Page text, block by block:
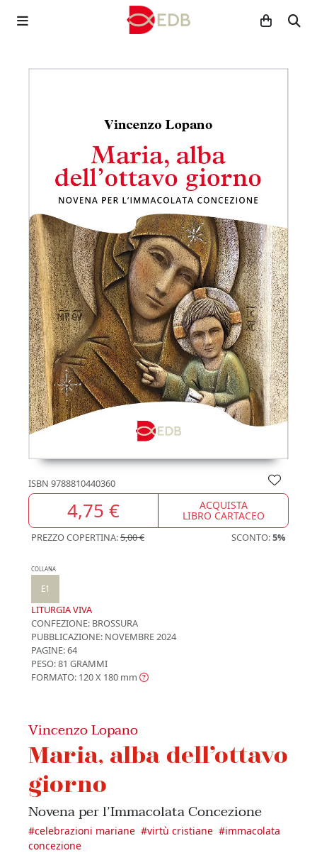
ISBN 9788810440360
4,75 € ACQUISTA
LIBRO CARTACEO
PREZZO COPERTINA:5,00 € SCONTO:5%
COLLANA
E1
LITURGIA VIVA
CONFEZIONE: BROSSURA
PUBBLICAZIONE: NOVEMBRE 2024
PAGINE: 64
PESO: 81 GRAMMI
FORMATO: 120 X 180 mm
Vincenzo Lopano
Maria, alba dell’ottavo
giorno
Novena per l’Immacolata Concezione
#celebrazioni mariane #virtù cristiane #immacolata
concezione